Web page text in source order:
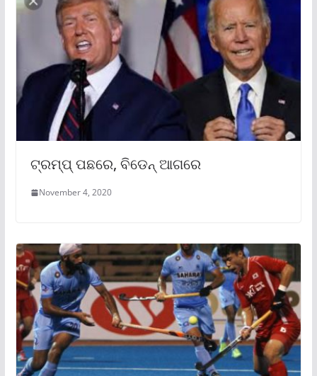
ଟ୍ରମ୍ପ୍ ପଛରେ, ବିଡେନ୍‌ ଆଗରେ
November 4, 2020